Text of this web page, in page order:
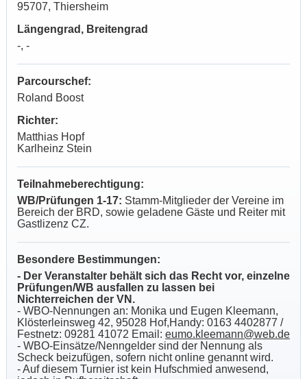
95707, Thiersheim
Längengrad, Breitengrad
-, -
Parcourschef:
Roland Boost
Richter:
Matthias Hopf
Karlheinz Stein
Teilnahmeberechtigung:
WB/Prüfungen 1-17: Stamm-Mitglieder der Vereine im
Bereich der BRD, sowie geladene Gäste und Reiter mit
Gastlizenz CZ.
Besondere Bestimmungen:
- Der Veranstalter behält sich das Recht vor, einzelne
Prüfungen/WB ausfallen zu lassen bei
Nichterreichen der VN.
- WBO-Nennungen an: Monika und Eugen Kleemann,
Klösterleinsweg 42, 95028 Hof,Handy: 0163 4402877 /
Festnetz: 09281 41072 Email: eumo.kleemann@web.de
- WBO-Einsätze/Nenngelder sind der Nennung als
Scheck beizufügen, sofern nicht online genannt wird.
- Auf diesem Turnier ist kein Hufschmied anwesend,